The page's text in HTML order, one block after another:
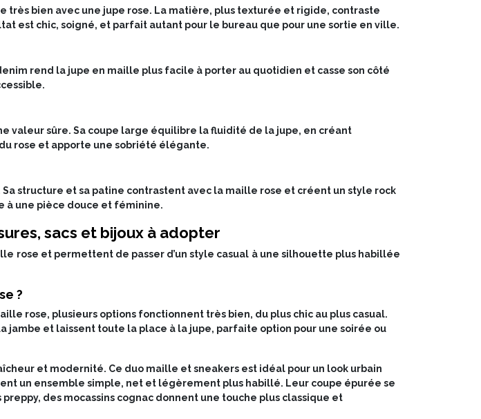
bien avec une jupe rose. La matière, plus texturée et rigide, contraste
est chic, soigné, et parfait autant pour le bureau que pour une sortie en ville.
rend la jupe en maille plus facile à porter au quotidien et casse son côté
valeur sûre. Sa coupe large équilibre la fluidité de la jupe, en créant
rose et apporte une sobriété élégante.
structure et sa patine contrastent avec la maille rose et créent un style rock
à une pièce douce et féminine.
sacs et bijoux à adopter
rose et permettent de passer d’un style casual à une silhouette plus habillée
?
rose, plusieurs options fonctionnent très bien, du plus chic au plus casual.
jambe et laissent toute la place à la jupe, parfaite option pour une soirée ou
et modernité. Ce duo maille et sneakers est idéal pour un look urbain
un ensemble simple, net et légèrement plus habillé. Leur coupe épurée se
des mocassins cognac donnent une touche plus classique et